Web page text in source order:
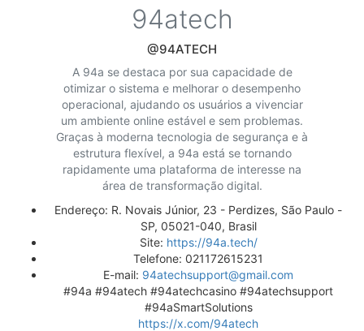
94atech
@94ATECH
A 94a se destaca por sua capacidade de
otimizar o sistema e melhorar o desempenho
operacional, ajudando os usuários a vivenciar
um ambiente online estável e sem problemas.
Graças à moderna tecnologia de segurança e à
estrutura flexível, a 94a está se tornando
rapidamente uma plataforma de interesse na
área de transformação digital.
Endereço: R. Novais Júnior, 23 - Perdizes, São Paulo -
SP, 05021-040, Brasil
Site: https://94a.tech/
Telefone: 021172615231
E-mail: 94atechsupport@gmail.com
#94a #94atech #94atechcasino #94atechsupport
#94aSmartSolutions
https://x.com/94atech